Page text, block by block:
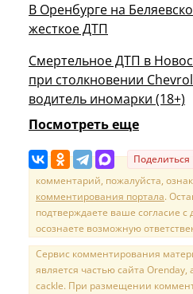
В Оренбурге на
жесткое ДТП
Смертельное ДТП в
при столкновении
водитель иномарки (18+)
Посмотреть еще
Поделиться
комментарий, пожалуйста,
комментирования портала.
подтверждаете ваше согласие
осознаете возможную
Сервис комментирования
является частью сайта Orenday,
cackle. При размещении